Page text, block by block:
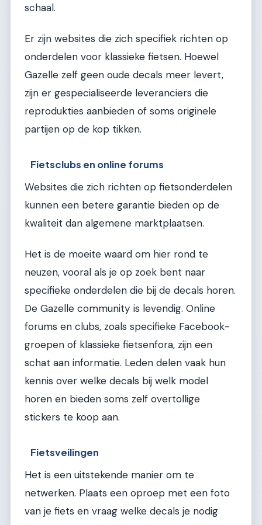
schaal.
Er zijn websites die zich specifiek richten op
onderdelen voor klassieke fietsen. Hoewel
Gazelle zelf geen oude decals meer levert,
zijn er gespecialiseerde leveranciers die
reprodukties aanbieden of soms originele
partijen op de kop tikken.
Fietsclubs en online forums
Websites die zich richten op fietsonderdelen
kunnen een betere garantie bieden op de
kwaliteit dan algemene marktplaatsen.
Het is de moeite waard om hier rond te
neuzen, vooral als je op zoek bent naar
specifieke onderdelen die bij de decals horen.
De Gazelle community is levendig. Online
forums en clubs, zoals specifieke Facebook-
groepen of klassieke fietsenfora, zijn een
schat aan informatie. Leden delen vaak hun
kennis over welke decals bij welk model
horen en bieden soms zelf overtollige
stickers te koop aan.
Fietsveilingen
Het is een uitstekende manier om te
netwerken. Plaats een oproep met een foto
van je fiets en vraag welke decals je nodig